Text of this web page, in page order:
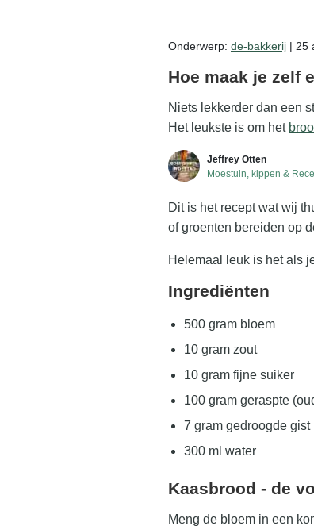
Onderwerp: de-bakkerij | 25
Hoe maak je zelf
Niets lekkerder dan een
Het leukste is om het
Jeffrey Otten
Moestuin, kippen &
Dit is het recept wat wij
of groenten bereiden op
Helemaal leuk is het als
Ingrediënten
500 gram bloem
10 gram zout
10 gram fijne suiker
100 gram geraspte
7 gram gedroogde gist
300 ml water
Kaasbrood - de
Meng de bloem in een
Gratis wildplukken kalender